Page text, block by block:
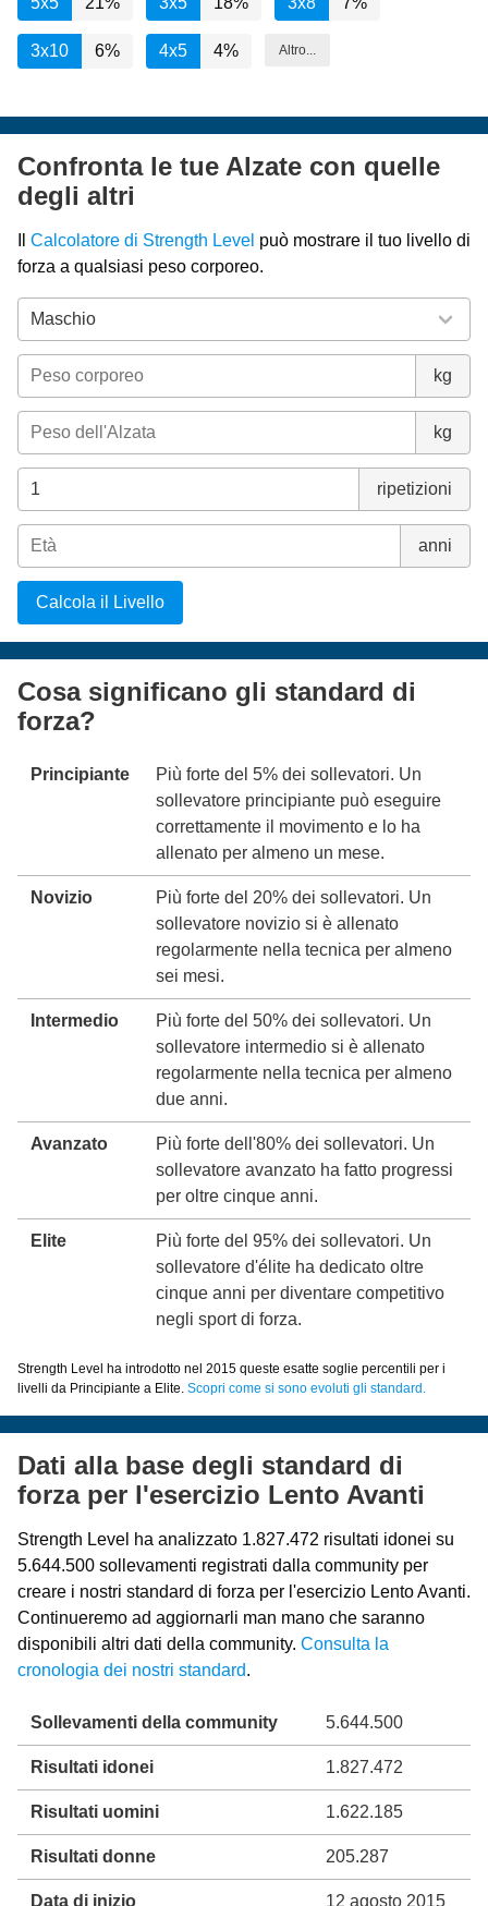
3x10 6% 4x5 4% Altro...
Confronta le tue Alzate con quelle
degli altri
Calcolatore di Strength Level può mostrare il tuo livello di
forza a qualsiasi peso corporeo.
kg
kg
ripetizioni
anni
Calcola il Livello
Cosa significano gli standard di
forza?
Principiante
Più forte del 5% dei sollevatori. Un
sollevatore principiante può eseguire
correttamente il movimento e lo ha
allenato per almeno un mese.
Novizio
Più forte del 20% dei sollevatori. Un
sollevatore novizio si è allenato
regolarmente nella tecnica per almeno
sei mesi.
Intermedio
Più forte del 50% dei sollevatori. Un
sollevatore intermedio si è allenato
regolarmente nella tecnica per almeno
due anni.
Avanzato
Più forte dell'80% dei sollevatori. Un
sollevatore avanzato ha fatto progressi
per oltre cinque anni.
Elite
Più forte del 95% dei sollevatori. Un
sollevatore d'élite ha dedicato oltre
cinque anni per diventare competitivo
negli sport di forza.
Strength Level ha introdotto nel 2015 queste esatte soglie percentili per i
livelli da Principiante a Elite. Scopri come si sono evoluti gli standard.
Dati alla base degli standard di
forza per l'esercizio Lento Avanti
Strength Level ha analizzato 1.827.472 risultati idonei su
5.644.500 sollevamenti registrati dalla community per
creare i nostri standard di forza per l'esercizio Lento Avanti.
Continueremo ad aggiornarli man mano che saranno
disponibili altri dati della community. Consulta la
cronologia dei nostri standard.
Sollevamenti della community 5.644.500
Risultati idonei 1.827.472
Risultati uomini 1.622.185
Risultati donne 205.287
Data di inizio 12 agosto 2015